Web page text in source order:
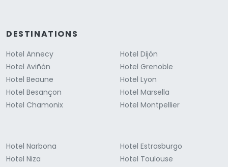
DESTINATIONS
Hotel Annecy
Hotel Aviñón
Hotel Beaune
Hotel Besançon
Hotel Chamonix
Hotel Dijón
Hotel Grenoble
Hotel Lyon
Hotel Marsella
Hotel Montpellier
Hotel Narbona
Hotel Niza
Hotel Estrasburgo
Hotel Toulouse